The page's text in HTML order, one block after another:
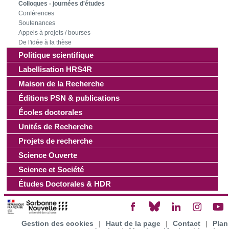
les cookies.
Les cookies nous permettent de personnaliser le contenu
et les annonces, d'offrir des fonctionnalités relatives aux
médias sociaux et d'analyser notre trafic. Nous
partageons également des informations sur l'utilisation de
notre site avec nos partenaires de médias sociaux, de
publicité et d'analyse, qui peuvent combiner celles-ci avec
d'autres informations que vous leur avez fournies ou qu'ils
ont collectées lors de votre utilisation de leurs services.
Colloques - journées d'études
Conférences
Soutenances
Appels à projets / bourses
De l'idée à la thèse
Politique scientifique
Labellisation HRS4R
Maison de la Recherche
Éditions PSN & publications
Écoles doctorales
Unités de Recherche
Projets de recherche
Science Ouverte
Science et Société
Études Doctorales & HDR
Gestion des cookies Haut de la page Contact
Plan